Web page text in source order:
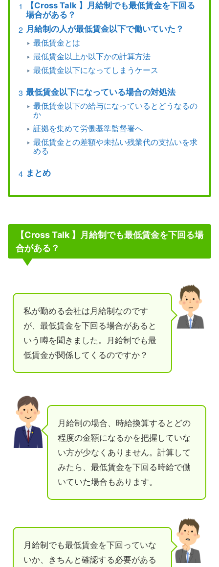
【Cross Talk 】月給制でも最低賃金を下回る
場合がある？
月給制の人が最低賃金以下で働いていた？
最低賃金とは
最低賃金以上か以下かの計算方法
最低賃金以下になってしまうケース
最低賃金以下になっている場合の対処法
最低賃金以下の給与になっているとどうなるの
か
証拠を集めて労働基準監督署へ
最低賃金との差額や未払い残業代の支払いを求
める
まとめ
【Cross Talk 】月給制でも最低賃金を下回る場
合がある？
私が勤める会社は月給制なのです
が、最低賃金を下回る場合があると
いう噂を聞きました。月給制でも最
低賃金が関係してくるのですか？
月給制の場合、時給換算するとどの
程度の金額になるかを把握していな
い方が少なくありません。計算して
みたら、最低賃金を下回る時給で働
いていた場合もあります。
月給制でも最低賃金を下回っていな
いか、きちんと確認する必要がある